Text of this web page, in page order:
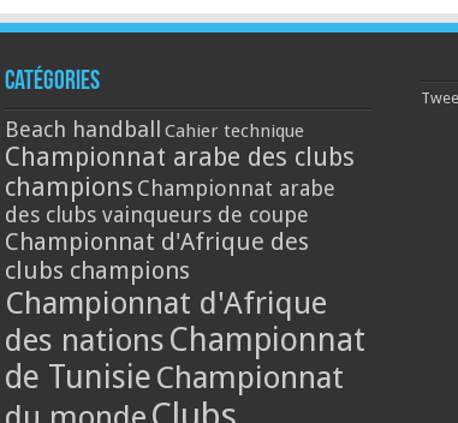
Catégories
Beach handball Cahier technique
Championnat arabe des clubs
champions Championnat arabe
des clubs vainqueurs de coupe
Championnat d'Afrique des
clubs champions
Championnat d'Afrique
des nations Championnat
de Tunisie Championnat